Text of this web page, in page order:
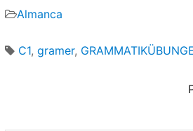
Almanca
C1, gramer,